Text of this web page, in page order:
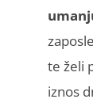
te želi
iznos